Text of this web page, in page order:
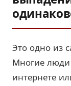
Это одно из
Многие люди
интернете